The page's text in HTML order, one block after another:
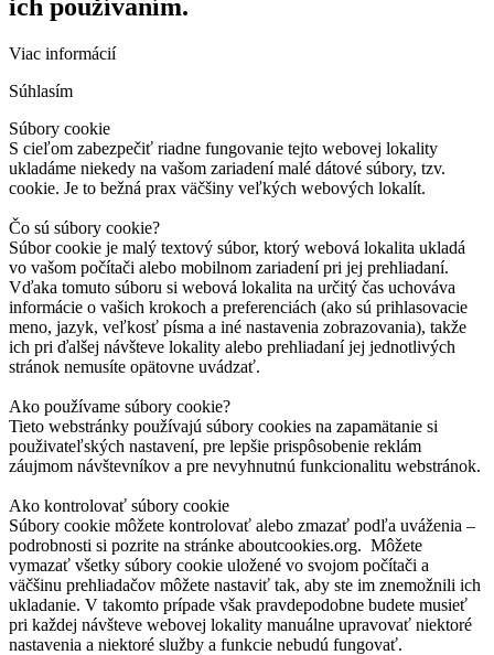
ich používaním.
Viac informácií
Súhlasím
Súbory cookie
S cieľom zabezpečiť riadne fungovanie tejto webovej lokality
ukladáme niekedy na vašom zariadení malé dátové súbory, tzv.
cookie. Je to bežná prax väčšiny veľkých webových lokalít.
Čo sú súbory cookie?
Súbor cookie je malý textový súbor, ktorý webová lokalita ukladá
vo vašom počítači alebo mobilnom zariadení pri jej prehliadaní.
Vďaka tomuto súboru si webová lokalita na určitý čas uchováva
informácie o vašich krokoch a preferenciách (ako sú prihlasovacie
meno, jazyk, veľkosť písma a iné nastavenia zobrazovania), takže
ich pri ďalšej návšteve lokality alebo prehliadaní jej jednotlivých
stránok nemusíte opätovne uvádzať.
Ako používame súbory cookie?
Tieto webstránky používajú súbory cookies na zapamätanie si
použivateľských nastavení, pre lepšie prispôsobenie reklám
záujmom návštevníkov a pre nevyhnutnú funkcionalitu webstránok.
Ako kontrolovať súbory cookie
Súbory cookie môžete kontrolovať alebo zmazať podľa uváženia –
podrobnosti si pozrite na stránke aboutcookies.org. Môžete
vymazať všetky súbory cookie uložené vo svojom počítači a
väčšinu prehliadačov môžete nastaviť tak, aby ste im znemožnili ich
ukladanie. V takomto prípade však pravdepodobne budete musieť
pri každej návšteve webovej lokality manuálne upravovať niektoré
nastavenia a niektoré služby a funkcie nebudú fungovať.